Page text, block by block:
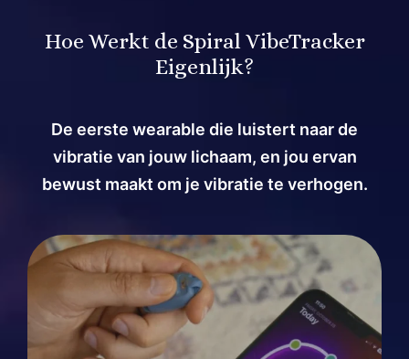
Hoe Werkt de Spiral VibeTracker
Eigenlijk?
De eerste wearable die luistert naar de
vibratie van jouw lichaam, en jou ervan
bewust maakt om je vibratie te verhogen.